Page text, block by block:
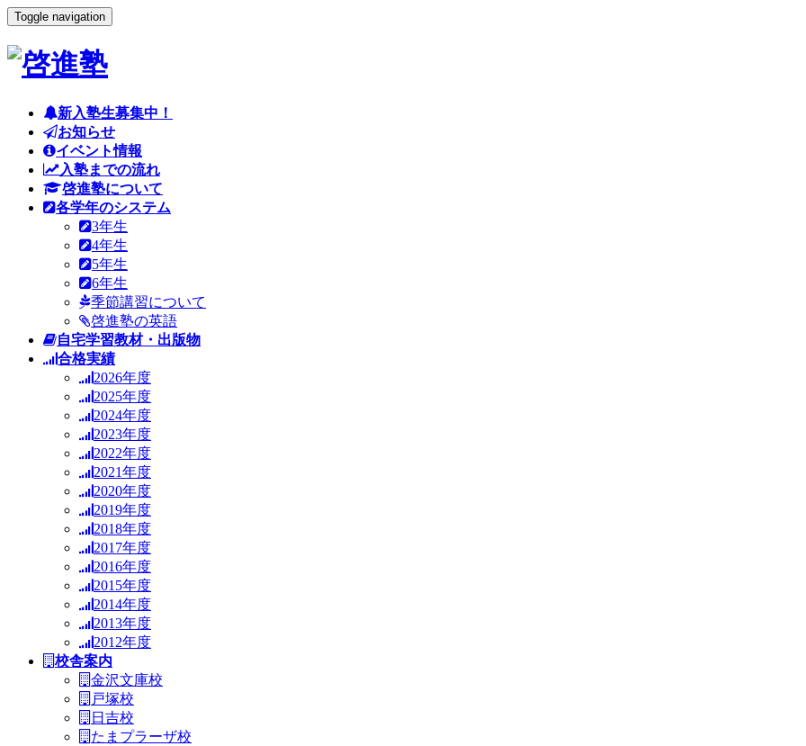
Toggle navigation
新入塾生募集中！
お知らせ
イベント情報
入塾までの流れ
啓進塾について
各学年のシステム
3年生
4年生
5年生
6年生
季節講習について
啓進塾の英語
自宅学習教材・出版物
合格実績
2026年度
2025年度
2024年度
2023年度
2022年度
2021年度
2020年度
2019年度
2018年度
2017年度
2016年度
2015年度
2014年度
2013年度
2012年度
校舎案内
金沢文庫校
戸塚校
日吉校
たまプラーザ校